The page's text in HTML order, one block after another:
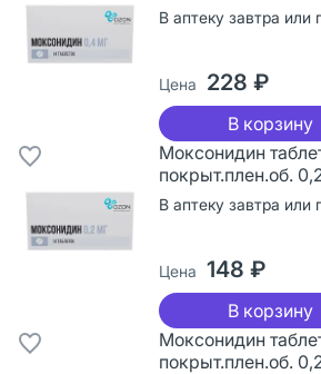
В аптеку завтра или
Цена 228 ₽
В корзину
Моксонидин
покрыт.плен.об.
В аптеку завтра или
Цена 148 ₽
В корзину
Моксонидин
покрыт.плен.об.